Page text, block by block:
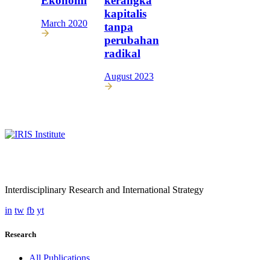
March 2020
kapitalis
tanpa
perubahan
radikal
August 2023
Interdisciplinary Research and International Strategy
in tw fb yt
Research
All Publications